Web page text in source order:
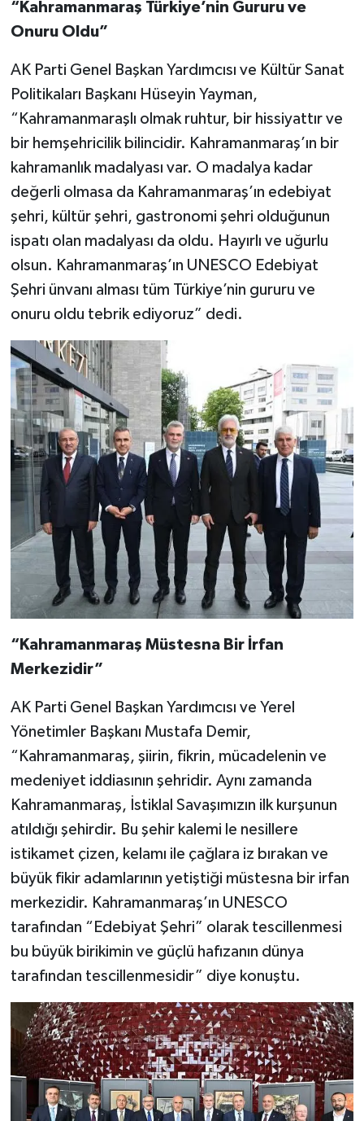
“Kahramanmaraş Türkiye’nin Gururu ve
Onuru Oldu”
AK Parti Genel Başkan Yardımcısı ve Kültür Sanat
Politikaları Başkanı Hüseyin Yayman,
“Kahramanmaraşlı olmak ruhtur, bir hissiyattır ve
bir hemşehricilik bilincidir. Kahramanmaraş’ın bir
kahramanlık madalyası var. O madalya kadar
değerli olmasa da Kahramanmaraş’ın edebiyat
şehri, kültür şehri, gastronomi şehri olduğunun
ispatı olan madalyası da oldu. Hayırlı ve uğurlu
olsun. Kahramanmaraş’ın UNESCO Edebiyat
Şehri ünvanı alması tüm Türkiye’nin gururu ve
onuru oldu tebrik ediyoruz” dedi.
“Kahramanmaraş Müstesna Bir İrfan
Merkezidir”
AK Parti Genel Başkan Yardımcısı ve Yerel
Yönetimler Başkanı Mustafa Demir,
“Kahramanmaraş, şiirin, fikrin, mücadelenin ve
medeniyet iddiasının şehridir. Aynı zamanda
Kahramanmaraş, İstiklal Savaşımızın ilk kurşunun
atıldığı şehirdir. Bu şehir kalemi le nesillere
istikamet çizen, kelamı ile çağlara iz bırakan ve
büyük fikir adamlarının yetiştiği müstesna bir irfan
merkezidir. Kahramanmaraş’ın UNESCO
tarafından “Edebiyat Şehri” olarak tescillenmesi
bu büyük birikimin ve güçlü hafızanın dünya
tarafından tescillenmesidir” diye konuştu.